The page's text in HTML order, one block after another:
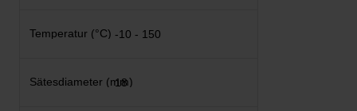
-10 - 150
18